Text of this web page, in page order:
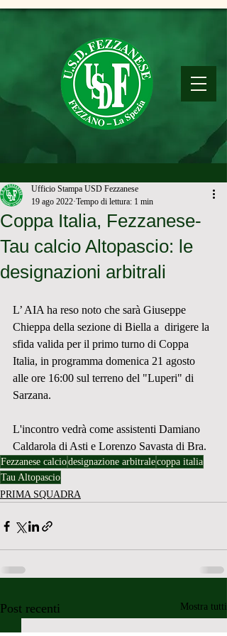
Coppa Italia, Fezzanese-
Tau calcio Altopascio: le
designazioni arbitrali
Ufficio Stampa USD Fezzanese
19 ago 2022 Tempo di lettura: 1 min
L’ AIA ha reso noto che sarà Giuseppe
Chieppa della sezione di Biella a  dirigere la
sfida valida per il primo turno di Coppa
Italia, in programma domenica 21 agosto
alle ore 16:00 sul terreno del "Luperi" di
Sarzana.
L'incontro vedrà come assistenti Damiano
Caldarola di Asti e Lorenzo Savasta di Bra.
Fezzanese calciodesignazione arbitralecoppa italia
Tau Altopascio
PRIMA SQUADRA
Post recenti Mostra tutti